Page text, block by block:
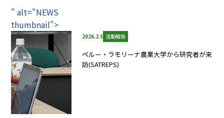
" alt="NEWS
thumbnail">
2026.2.5 活動報告
ペルー・ラモリーナ農業大学から研究者が来
訪(SATREPS)